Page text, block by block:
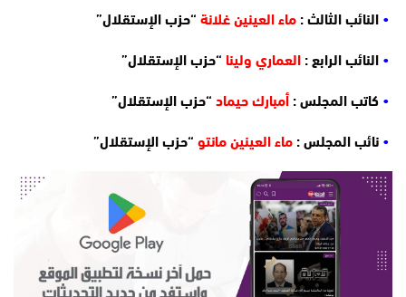
•النائب الثالث :ماء العينين غلانة“حزب الإستقلال”
•النائب الرابع :العماري ولينا “حزب الإستقلال”
•كاتب المجلس :أمبارك حيماد“حزب الإستقلال”
•نائب المجلس :ماء العينين مانتو“حزب الإستقلال”